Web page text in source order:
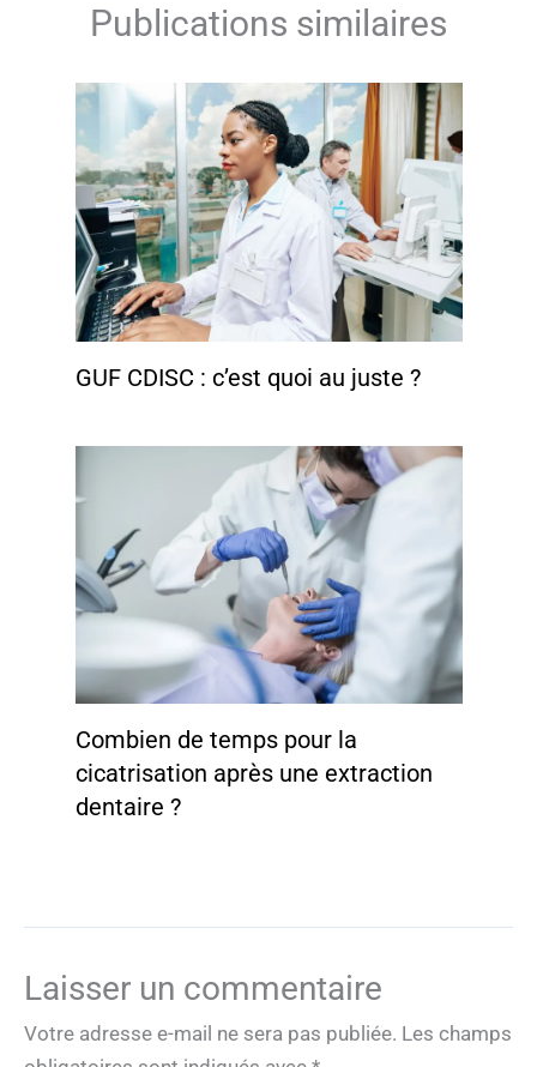
Publications similaires
GUF CDISC : c’est quoi au juste ?
Combien de temps pour la
cicatrisation après une extraction
dentaire ?
Laisser un commentaire
Votre adresse e-mail ne sera pas publiée. Les champs